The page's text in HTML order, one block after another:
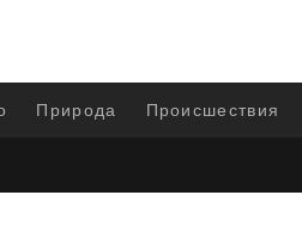
Природа Происшествия